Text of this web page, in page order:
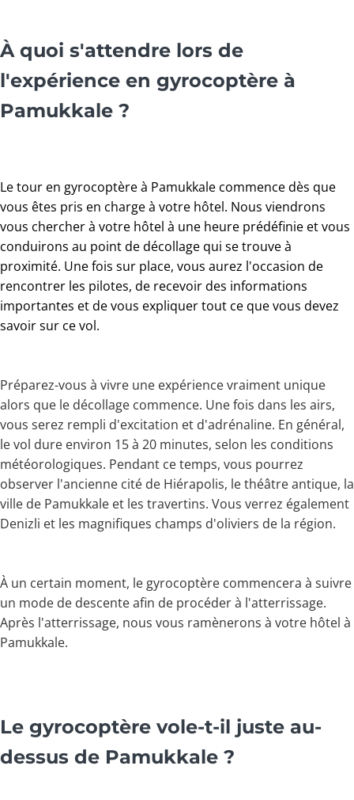
À quoi s'attendre lors de
l'expérience en gyrocoptère à
Pamukkale ?
Le tour en gyrocoptère à Pamukkale commence dès que
vous êtes pris en charge à votre hôtel. Nous viendrons
vous chercher à votre hôtel à une heure prédéfinie et vous
conduirons au point de décollage qui se trouve à
proximité. Une fois sur place, vous aurez l'occasion de
rencontrer les pilotes, de recevoir des informations
importantes et de vous expliquer tout ce que vous devez
savoir sur ce vol.
Préparez-vous à vivre une expérience vraiment unique
alors que le décollage commence. Une fois dans les airs,
vous serez rempli d'excitation et d'adrénaline. En général,
le vol dure environ 15 à 20 minutes, selon les conditions
météorologiques. Pendant ce temps, vous pourrez
observer l'ancienne cité de Hiérapolis, le théâtre antique, la
ville de Pamukkale et les travertins. Vous verrez également
Denizli et les magnifiques champs d'oliviers de la région.
À un certain moment, le gyrocoptère commencera à suivre
un mode de descente afin de procéder à l'atterrissage.
Après l'atterrissage, nous vous ramènerons à votre hôtel à
Pamukkale.
Le gyrocoptère vole-t-il juste au-
dessus de Pamukkale ?